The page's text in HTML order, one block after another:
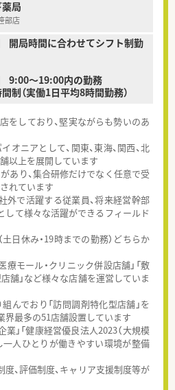
局
部店
局時間に合わせてシフト制勤
9:00～19:00内の勤務
制（実働1日平均8時間勤務）
をしており、堅実ながらも勢いのあ
ニアとして、関東、東海、関西、北
以上を展開しています
あり、集合研修だけでなく任意で受
れています
外で活躍する従業員、将来経営幹部
して様々な活躍ができるフィールド
日休み・19時までの勤務）どちらか
モール・クリニック併設店舗」「敷
舗」など様々な店舗を運営していま
んでおり「訪問調剤特化型店舗」を
界最多の51店舗設置しています
」「健康経営優良法人2023（大規模
一人ひとりが働きやすい環境が整備
、評価制度、キャリア支援制度等が